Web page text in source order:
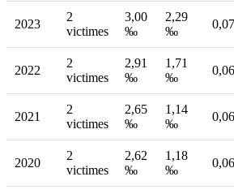
2023
2
victimes
3,00
‰
2,29
‰
2022
2
victimes
2,91
‰
1,71
‰
2021
2
victimes
2,65
‰
1,14
‰
2020
2
victimes
2,62
‰
1,18
‰